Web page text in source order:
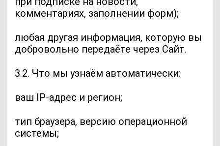
комментариях, заполнении форм);
любая другая информация, которую вы
добровольно передаёте через Сайт.
3.2. Что мы узнаём автоматически:
ваш IP-адрес и регион;
тип браузера, версию операционной
системы;